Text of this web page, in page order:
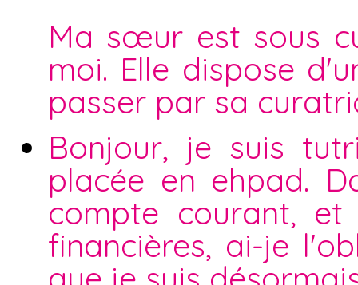
Ma sœur est sous
moi. Elle dispose
passer par sa
Bonjour, je suis
placée en ehpad.
compte courant,
financières, ai-je